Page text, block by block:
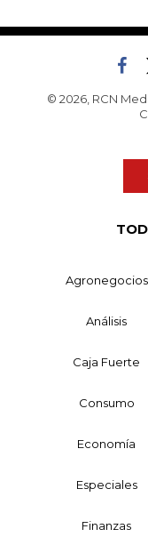
© 2026, RCN
Agronegocios
Análisis
Caja Fuerte
Consumo
Economía
Especiales
Finanzas